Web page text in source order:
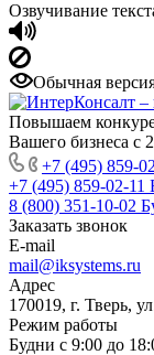
Озвучивание
Обычная
Повышаем
Вашего бизнеса с
+7 (495) 859-
+7 (495) 859-02-11
8 (800) 351-10-02
Заказать звонок
E-mail
mail@iksystems.ru
Адрес
170019, г. Тверь,
Режим работы
Будни с 9:00 до